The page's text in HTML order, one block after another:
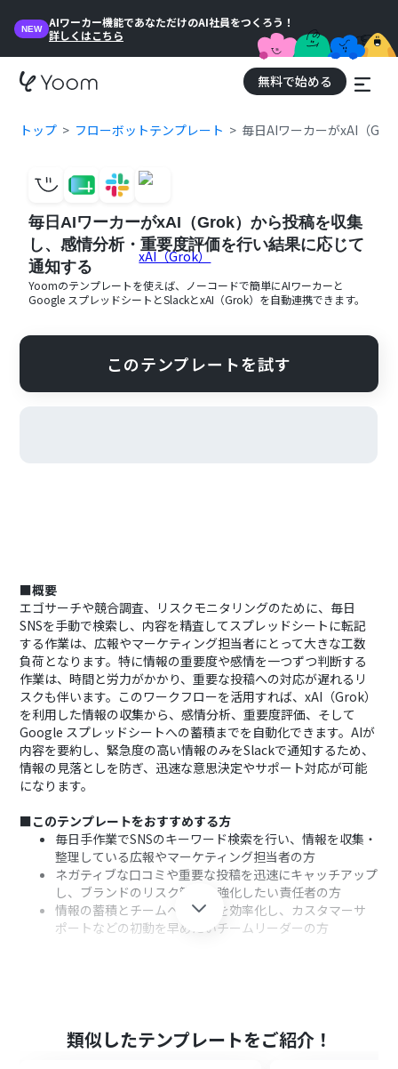
NEW
AIワーカー機能であなただけのAI社員をつくろう！
詳しくはこちら
無料で始める
トップ フローボットテンプレート 毎日AIワーカーがxAI（
毎日AIワーカーがxAI（Grok）から投稿を収集
し、感情分析・重要度評価を行い結果に応じて
通知する
Yoomのテンプレートを使えば、ノーコードで簡単にAIワーカーと
Google スプレッドシート とSlackとxAI（Grok） を自動連携できます。
このテンプレートを試す
■概要
エゴサーチや競合調査、リスクモニタリングのために、毎日
SNSを手動で検索し、内容を精査してスプレッドシートに転記
する作業は、広報やマーケティング担当者にとって大きな工数
負荷となります。特に情報の重要度や感情を一つずつ判断する
作業は、時間と労力がかかり、重要な投稿への対応が遅れるリ
スクも伴います。このワークフローを活用すれば、xAI（Grok）
を利用した情報の収集から、感情分析、重要度評価、そして
Google スプレッドシートへの蓄積までを自動化できます。AIが
内容を要約し、緊急度の高い情報のみをSlackで通知するため、
情報の見落としを防ぎ、迅速な意思決定やサポート対応が可能
になります。
■このテンプレートをおすすめする方
毎日手作業でSNSのキーワード検索を行い、情報を収集・
整理している広報やマーケティング担当者の方
ネガティブな口コミや重要な投稿を迅速にキャッチアップ
し、ブランドのリスク管理を強化したい責任者の方
情報の蓄積とチームへの共有を効率化し、カスタマーサ
ポートなどの初動を早めたいチームリーダーの方
AIによる感情分析やスコアリングを介することで、主観に
類似したテンプレートをご紹介！